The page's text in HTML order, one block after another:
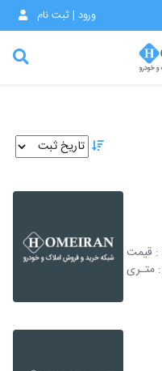
ورود | ثبت نام
: قیمت
: متـری